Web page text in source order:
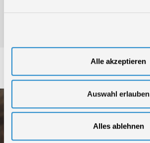
Alle akzeptieren
Auswahl erlauben
Alles ablehnen
Service